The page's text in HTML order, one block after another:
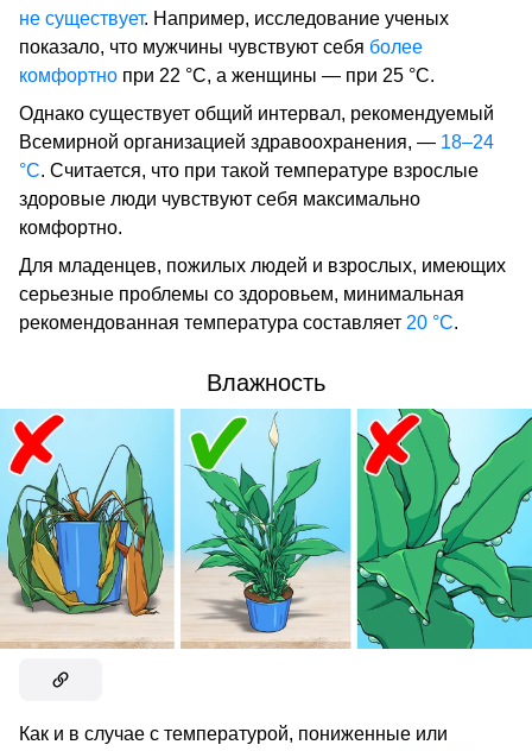
не существует. Например, исследование ученых
показало, что мужчины чувствуют себя более
комфортно при 22 °C, а женщины — при 25 °C.
Однако существует общий интервал, рекомендуемый
Всемирной организацией здравоохранения, — 18–24
°C. Считается, что при такой температуре взрослые
здоровые люди чувствуют себя максимально
комфортно.
Для младенцев, пожилых людей и взрослых, имеющих
серьезные проблемы со здоровьем, минимальная
рекомендованная температура составляет 20 °C.
Влажность
Как и в случае с температурой, пониженные или